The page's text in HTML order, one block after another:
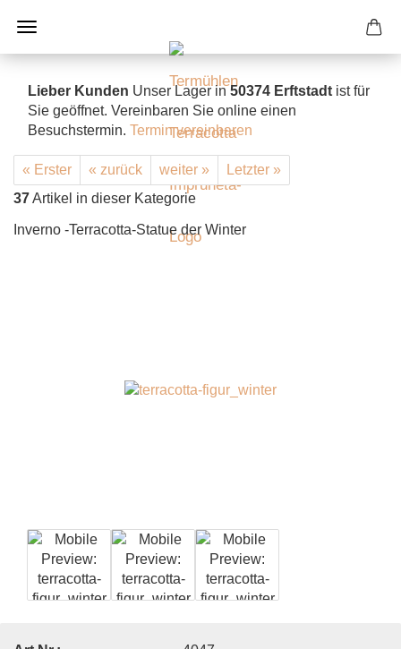
Lieber Kunden Unser Lager in50374 Erftstadt ist für
Sie geöffnet. Vereinbaren Sie online einen
Besuchstermin. Termin vereinbaren
« Erster « zurück weiter »
Letzter »
37Artikel in dieser Kategorie
Inverno -Terracotta-Statue der Winter